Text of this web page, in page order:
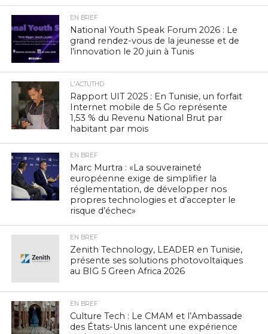
EN BREF
National Youth Speak Forum 2026 : Le
grand rendez-vous de la jeunesse et de
l’innovation le 20 juin à Tunis
L'ACTUTHD
Rapport UIT 2025 : En Tunisie, un forfait
Internet mobile de 5 Go représente
1,53 % du Revenu National Brut par
habitant par mois
EN BREF
Marc Murtra : «La souveraineté
européenne exige de simplifier la
réglementation, de développer nos
propres technologies et d’accepter le
risque d’échec»
EN BREF
Zenith Technology, LEADER en Tunisie,
présente ses solutions photovoltaïques
au BIG 5 Green Africa 2026
EN BREF
Culture Tech : Le CMAM et l’Ambassade
des États-Unis lancent une expérience